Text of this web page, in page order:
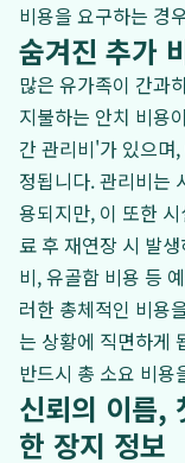
비용을 요구하는 경
숨겨진 추가
많은 유가족이 간과
지불하는 안치 비용
간 관리비'가 있으며
정됩니다. 관리비는
용되지만, 이 또한
료 후 재연장 시 발
비, 유골함 비용 등
러한 총체적인 비용
는 상황에 직면하게
반드시 총 소요 비용
신뢰의 이름,
한 장지 정보